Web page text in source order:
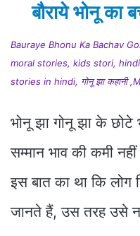
बौराये भोनू का
Bauraye Bhonu Ka Bachav
moral stories, kids stori,
stories in hindi, गोनू झा कहानी
भोनू झा गोनू झा के
सम्मान भाव की कमी
इस बात का था कि
जानते हैं, उस तरह उसे